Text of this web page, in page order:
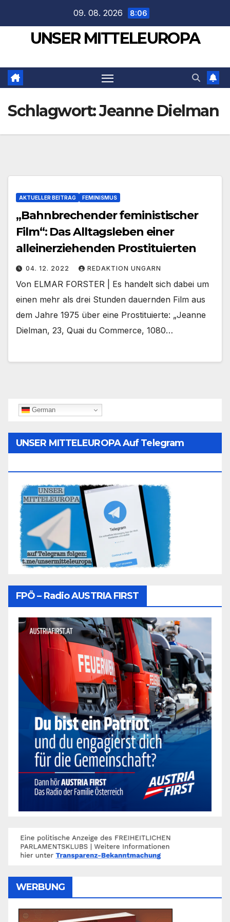
springen
09. 08. 2026 8:06
UNSER MITTELEUROPA
Schlagwort:Jeanne Dielman
AKTUELLER BEITRAG FEMINISMUS
„Bahnbrechender feministischer
Film“: Das Alltagsleben einer
alleinerziehenden Prostituierten
04. 12. 2022 REDAKTION UNGARN
Von ELMAR FORSTER | Es handelt sich dabei um
einen mehr als drei Stunden dauernden Film aus
dem Jahre 1975 über eine Prostituierte: „Jeanne
Dielman, 23, Quai du Commerce, 1080…
German
UNSER MITTELEUROPA Auf Telegram
FPÖ – Radio AUSTRIA FIRST
WERBUNG